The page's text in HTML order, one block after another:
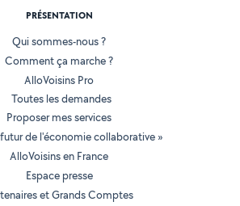
PRÉSENTATION
Qui sommes-nous ?
Comment ça marche ?
AlloVoisins Pro
Toutes les demandes
Proposer mes services
futur de l'économie collaborative »
AlloVoisins en France
Espace presse
et Grands Comptes